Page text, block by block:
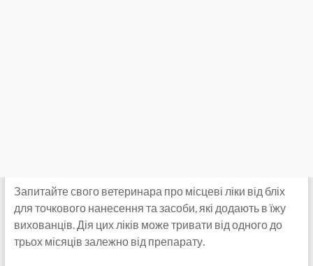
Запитайте свого ветеринара про місцеві ліки від бліх
для точкового нанесення та засоби, які додають в їжу
вихованців. Дія цих ліків може тривати від одного до
трьох місяців залежно від препарату.